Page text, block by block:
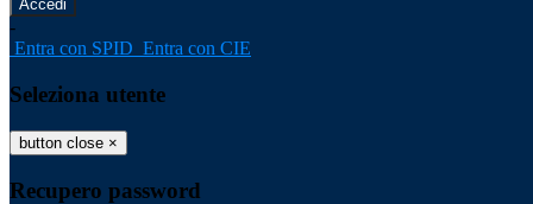
-
Entra con SPID Entra con CIE
Seleziona utente
button close ×
Recupero password